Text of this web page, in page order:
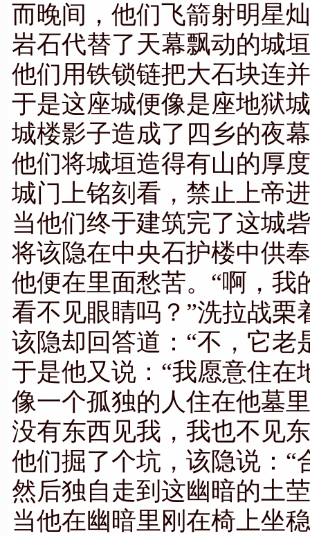
而晚间，他们飞箭射明星
岩石代替了天幕飘动的城
他们用铁锁链把大石块连
于是这座城便像是座地狱
城楼影子造成了四乡的夜
他们将城垣造得有山的厚
城门上铭刻看，禁止上帝
当他们终于建筑完了这城
将该隐在中央石护楼中供
他便在里面愁苦。“啊，我
看不见眼睛吗？”洗拉战栗
该隐却回答道：“不，它老
于是他又说：“我愿意住在
像一个孤独的人住在他墓
没有东西见我，我也不见
他们掘了个坑，该隐说：“
然后独自走到这幽暗的土
当他在幽暗里刚在椅上坐